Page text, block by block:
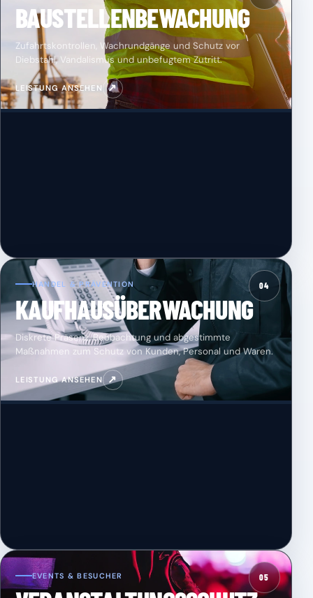
BAUSTELLENBEWACHUNG
Zufahrtskontrollen, Wachrundgänge und Schutz vor
Diebstahl, Vandalismus und unbefugtem Zutritt.
LEISTUNG ANSEHEN ↗
04
HANDEL & PRÄVENTION
KAUFHAUSÜBERWACHUNG
Diskrete Präsenz, Beobachtung und abgestimmte
Maßnahmen zum Schutz von Kunden, Personal und Waren.
LEISTUNG ANSEHEN ↗
05
EVENTS & BESUCHER